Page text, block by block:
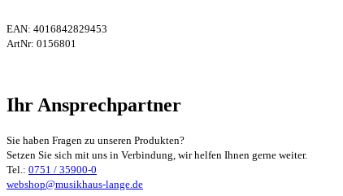
EAN: 4016842829453
ArtNr: 0156801
Ihr Ansprechpartner
Sie haben Fragen zu unseren Produkten?
Setzen Sie sich mit uns in Verbindung, wir helfen Ihnen gerne weiter.
Tel.: 0751 / 35900-0
webshop@musikhaus-lange.de